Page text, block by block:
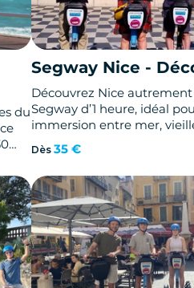
du
Segway Nice -
Découvrez Nice autrement
Segway d’1 heure, idéal
immersion entre mer,
emblématiques.
Dès 35 €